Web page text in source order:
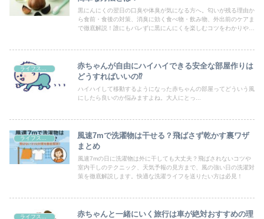
黒にんにくの翌日の口臭や体臭が気になる方へ。匂いが残る理由か
ら食前・食後の対策、消臭に効く食べ物・飲み物、外出前のケアま
で徹底解説！誰にもバレずに黒にんにくを楽しむコツをわかりやす
ライフスタイル
赤ちゃんが自由にハイハイできる安全な部屋作りは
どうすればいいの⁉
ハイハイして移動するようになった赤ちゃんの部屋ってどういう風
にしたら良いのか悩みますよね。大人にとっ...
風速7mで洗濯物は干せる？飛ばさず乾かす裏ワザ
まとめ
風速7mの日に洗濯物は外に干しても大丈夫？飛ばされないコツや
室内干しのテクニック、天気予報の見方まで、風の強い日の洗濯対
策を徹底解説します。快適な洗濯ライフを送りたい方は必見！
赤ちゃんと一緒にいく旅行は車が絶対おすすめの理